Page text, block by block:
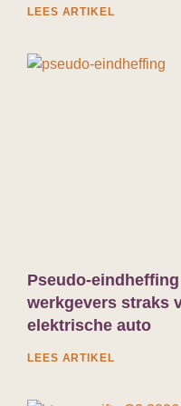
LEES ARTIKEL
Pseudo-
werkgevers straks
elektrische auto
LEES ARTIKEL